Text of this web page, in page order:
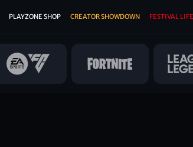
PLAYZONE SHOP CREATOR SHOWDOWN FESTIVAL